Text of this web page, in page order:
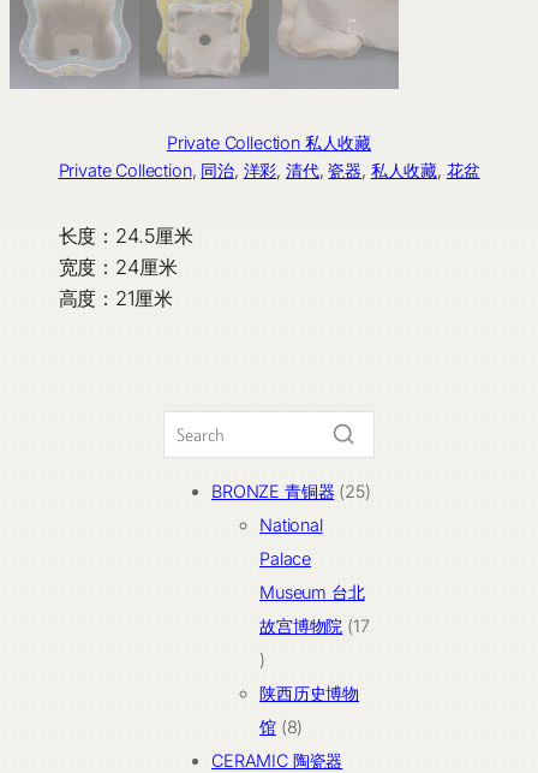
Private Collection 私人收藏
Private Collection, 同治, 洋彩, 清代, 瓷器, 私人收藏, 花盆
长度：24.5厘米
宽度：24厘米
高度：21厘米
BRONZE 青铜器 2525
品
National
Palace
Museum 台北
故宫博物院 17
17
个
产
品
陕西历史博物
馆 88
个
CERAMIC 陶瓷器